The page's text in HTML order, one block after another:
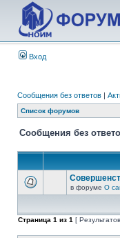
Вход
Сообщения без ответов |
Список форумов
Сообщения без
в форуме О
Страница 1 из 1 [